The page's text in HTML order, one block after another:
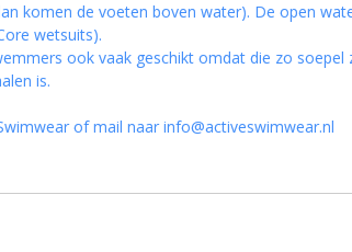
komen de voeten boven water). De open
wetsuits).
ook vaak geschikt omdat die zo
is.
of mail naarinfo@activeswimwear.nl